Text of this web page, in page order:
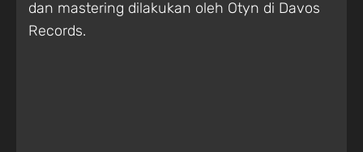
dan mastering dilakukan oleh Otyn di Davos
Records.